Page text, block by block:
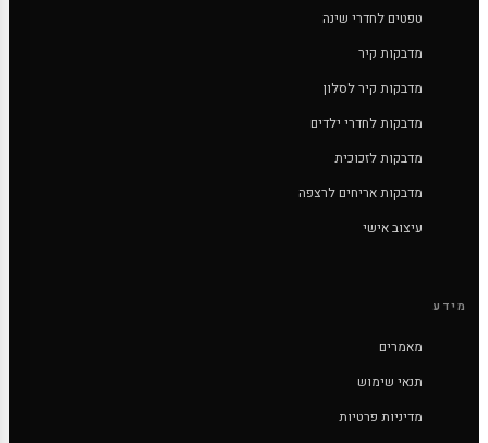
טפטים לחדרי שינה
מדבקות קיר
מדבקות קיר לסלון
מדבקות לחדרי ילדים
מדבקות לזכוכית
מדבקות אריחים לרצפה
עיצוב אישי
מידע
מאמרים
תנאי שימוש
מדיניות פרטיות